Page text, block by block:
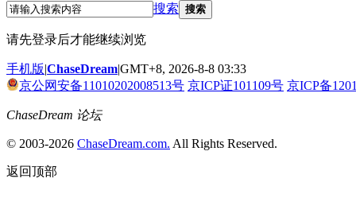
搜索 搜索
请先登录后才能继续浏览
手机版|ChaseDream|GMT+8, 2026-8-8 03:33
京公网安备11010202008513号 京ICP证101109号 京ICP备
ChaseDream 论坛
© 2003-2026 ChaseDream.com. All Rights Reserved.
返回顶部